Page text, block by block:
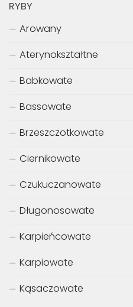
RYBY
Arowany
Aterynokształtne
Babkowate
Bassowate
Brzeszczotkowate
Ciernikowate
Czukuczanowate
Długonosowate
Karpieńcowate
Karpiowate
Kąsaczowate